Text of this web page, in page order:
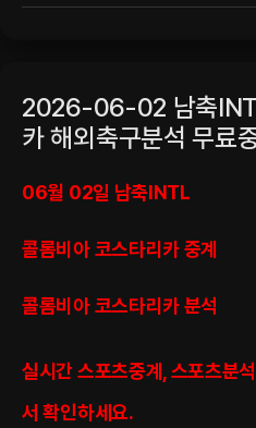
2026-06-02 남축
카 해외축구분석 무료
06월 02일 남축INTL
콜롬비아 코스타리카 중계
콜롬비아 코스타리카 분석
실시간 스포츠중계, 스포츠분
서 확인하세요.